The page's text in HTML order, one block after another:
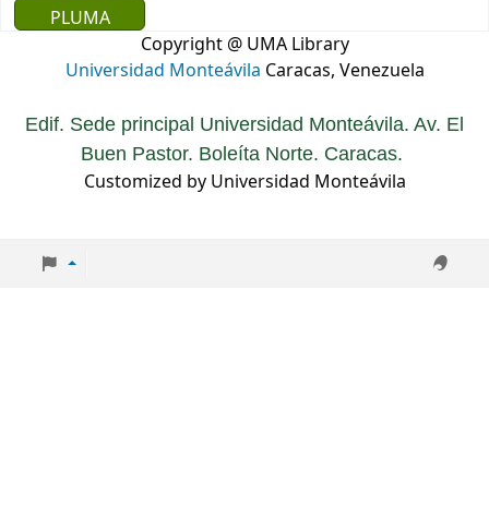
PLUMA
Copyright @ UMA Library
Universidad Monteávila Caracas, Venezuela
Edif. Sede principal Universidad Monteávila. Av. El
Buen Pastor. Boleíta Norte. Caracas.
Customized by Universidad Monteávila